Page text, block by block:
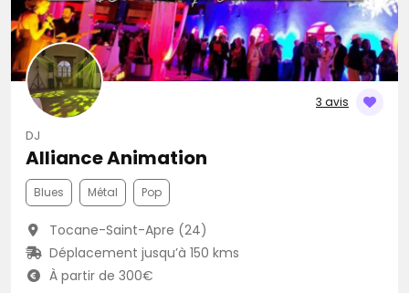
3 avis
DJ
Alliance Animation
Blues Métal Pop
Tocane-Saint-Apre (24)
Déplacement jusqu’à 150 kms
À partir de 300€